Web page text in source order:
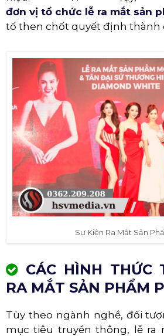
đơn vị tổ chức lễ ra mắt sản
tố then chốt quyết định thành
Sự Kiện Ra Mắt Sản
CÁC HÌNH THỨC
RA MẮT SẢN PHẨM
Tùy theo ngành nghề, đối
mục tiêu truyền thông, lễ ra